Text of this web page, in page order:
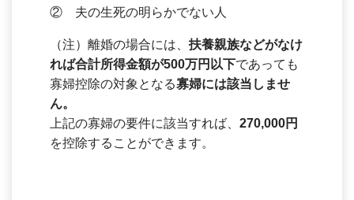
② 夫の生死の明らかでない人
（注）離婚の場合には、 扶養親族などがなけ
れば合計所得金額が500万円以下であっても
寡婦控除の対象となる寡婦には該当しませ
ん。
上記の寡婦の要件に該当すれば、 270,000円
を控除することができます。